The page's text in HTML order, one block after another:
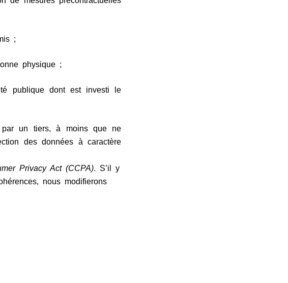
;
physique ;
publique dont est investi le
par un tiers, à moins que ne
des données à caractère
Privacy Act (CCPA). S’il y
nous modifierons